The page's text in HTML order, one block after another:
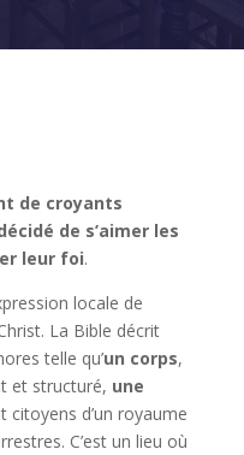
de croyants
de s’aimer les
leur foi.
locale de
La Bible décrit
telle qu’un corps,
et structuré, une
d’un royaume
C’est un lieu où